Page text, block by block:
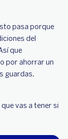
pasa porque
del
que
por ahorrar un
guardas,
vas a tener si